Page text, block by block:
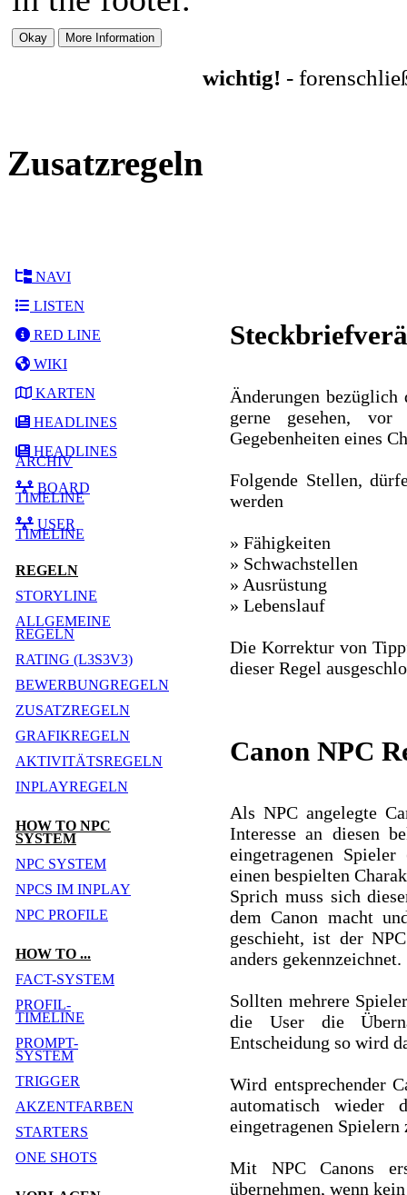
wichtig! -
Zusatzregeln
NAVI
LISTEN
RED LINE
WIKI
KARTEN
HEADLINES
HEADLINES
ARCHIV
BOARD
TIMELINE
USER
TIMELINE
REGELN
STORYLINE
ALLGEMEINE
REGELN
RATING (L3S3V3)
BEWERBUNGREGELN
ZUSATZREGELN
GRAFIKREGELN
AKTIVITÄTSREGELN
INPLAYREGELN
HOW TO NPC
SYSTEM
NPC SYSTEM
NPCS IM INPLAY
NPC PROFILE
HOW TO ...
FACT-SYSTEM
PROFIL-
TIMELINE
PROMPT-
SYSTEM
TRIGGER
AKZENTFARBEN
STARTERS
ONE SHOTS
Änderungen bezüglich
gerne gesehen,
Gegebenheiten eines
Folgende Stellen,
werden
» Fähigkeiten
» Schwachstellen
» Ausrüstung
» Lebenslauf
Die Korrektur von
dieser Regel
Canon NPC
Als NPC angelegte
Interesse an diesen
eingetragenen
einen bespielten
Sprich muss sich
dem Canon macht
geschieht, ist der
anders gekennzeichnet.
Sollten mehrere
die User die
Entscheidung so wird
Wird entsprechender
automatisch wieder
eingetragenen Spielern
Mit NPC Canons
übernehmen, wenn